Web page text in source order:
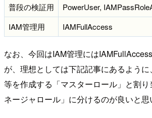
普段の検証用
PowerUser,
IAM管理用
IAMFullAccess
なお、今回はIAM管理には
が、理想としては下記記事にあるよう
等を作成する「マスターロール」と割
ネージャロール」に分けるのが良いと思